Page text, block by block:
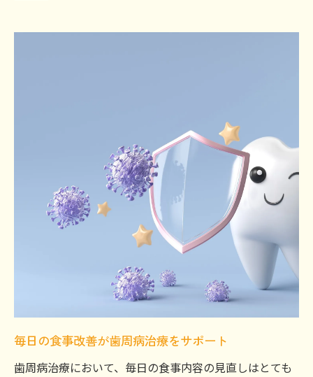
歯周病治療を意識した食材の取り入れ方
ヨーグルトや発酵食品は歯周病対策に効果的？
ヨーグルトの乳酸菌が歯周病治療に有効な
理由
発酵食品の力で歯周病治療にアプローチ
無糖ヨーグルトで歯周病治療を実践する方
毎日の発酵食品習慣が歯周病治療を後押し
ヨーグルトと歯周病治療の関係を解説
歯茎の健康を守るために避けたい食習慣とは
毎日の食事改善が歯周病治療をサポート
歯周病治療において、毎日の食事内容の見直しはとても